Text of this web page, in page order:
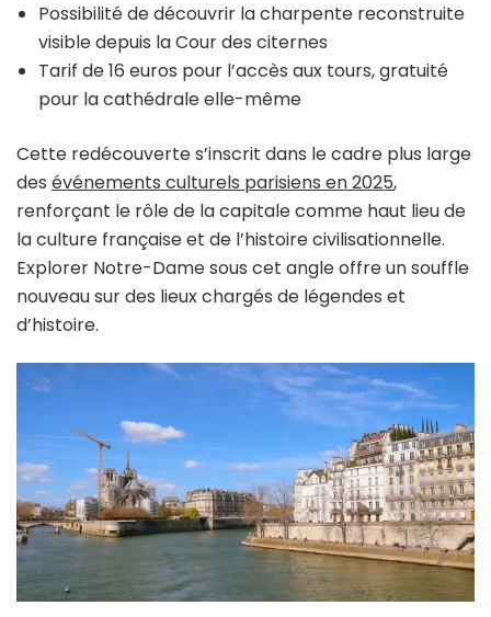
Possibilité de découvrir la charpente reconstruite
visible depuis la Cour des citernes
Tarif de 16 euros pour l’accès aux tours, gratuité
pour la cathédrale elle-même
Cette redécouverte s’inscrit dans le cadre plus large
des événements culturels parisiens en 2025,
renforçant le rôle de la capitale comme haut lieu de
la culture française et de l’histoire civilisationnelle.
Explorer Notre-Dame sous cet angle offre un souffle
nouveau sur des lieux chargés de légendes et
d’histoire.